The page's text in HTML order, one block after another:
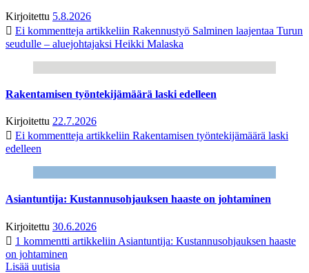
Kirjoitettu 5.8.2026
Ei kommentteja artikkeliin Rakennustyö Salminen laajentaa Turun
seudulle – aluejohtajaksi Heikki Malaska
Rakentamisen työntekijämäärä laski edelleen
Kirjoitettu 22.7.2026
Ei kommentteja artikkeliin Rakentamisen työntekijämäärä laski
edelleen
Asiantuntija: Kustannusohjauksen haaste on johtaminen
Kirjoitettu 30.6.2026
1 kommentti artikkeliin Asiantuntija: Kustannusohjauksen haaste
on johtaminen
Lisää uutisia